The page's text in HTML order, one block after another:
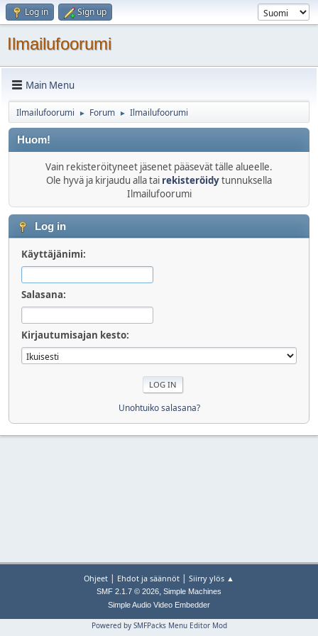
Log in Sign up
Ilmailufoorumi
Main Menu
Ilmailufoorumi ► Forum ► Ilmailufoorumi
Huom!
Vain rekisteröityneet jäsenet pääsevät tälle alueelle.
Ole hyvä ja kirjaudu alla tai rekisteröidytunnuksella
Ilmailufoorumi
Log in
Käyttäjänimi:
Salasana:
Kirjautumisajan kesto:
Unohtuiko salasana?
Ohjeet | Ehdot ja säännöt | Siirry ylös ▲
SMF 2.1.7 © 2026, Simple Machines
Simple Audio Video Embedder
Powered by SMFPacks Menu Editor Mod